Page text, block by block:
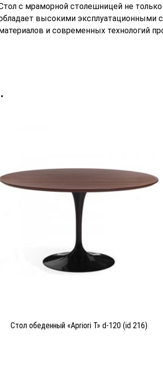
с мраморной столешницей не
высокими эксплуатационными
и современных технологий
Стол обеденный «Apriori T» d-120 (id 216)